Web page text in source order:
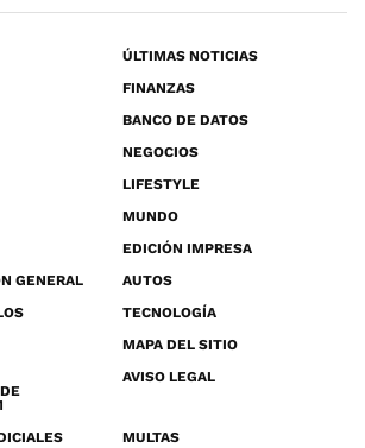
ÚLTIMAS NOTICIAS
FINANZAS
BANCO DE DATOS
NEGOCIOS
LIFESTYLE
MUNDO
EDICIÓN IMPRESA
GENERAL
AUTOS
TECNOLOGÍA
MAPA DEL SITIO
AVISO LEGAL
MULTAS